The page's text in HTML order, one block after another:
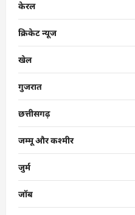
केरल
क्रिकेट न्यूज
खेल
गुजरात
छत्तीसगढ़
जम्मू और कश्मीर
जुर्म
जॉब